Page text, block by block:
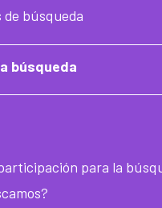
de búsqueda
búsqueda
para la